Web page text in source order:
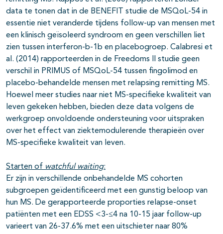
data te tonen dat in de BENEFIT studie de MSQoL-54 in
essentie niet veranderde tijdens follow-up van mensen met
een klinisch geïsoleerd syndroom en geen verschillen liet
zien tussen interferon-b-1b en placebogroep. Calabresi et
al. (2014) rapporteerden in de Freedoms II studie geen
verschil in PRIMUS of MSQoL-54 tussen fingolimod en
placebo-behandelde mensen met relapsing remitting MS.
Hoewel meer studies naar niet MS-specifieke kwaliteit van
leven gekeken hebben, bieden deze data volgens de
werkgroep onvoldoende ondersteuning voor uitspraken
over het effect van ziektemodulerende therapieën over
MS-specifieke kwaliteit van leven.
Starten of watchful waiting:
Er zijn in verschillende onbehandelde MS cohorten
subgroepen geïdentificeerd met een gunstig beloop van
hun MS. De gerapporteerde proporties relapse-onset
patiënten met een EDSS <3-≤4 na 10-15 jaar follow-up
varieert van 26-37.6% met een uitschieter naar 80%